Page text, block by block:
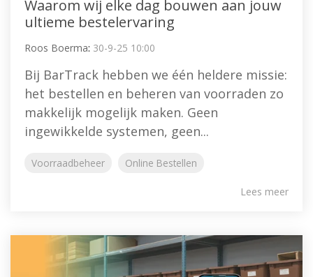
Waarom wij elke dag bouwen aan jouw
ultieme bestelervaring
Roos Boerma: 30-9-25 10:00
Bij BarTrack hebben we één heldere missie:
het bestellen en beheren van voorraden zo
makkelijk mogelijk maken. Geen
ingewikkelde systemen, geen...
Voorraadbeheer Online Bestellen
Lees meer